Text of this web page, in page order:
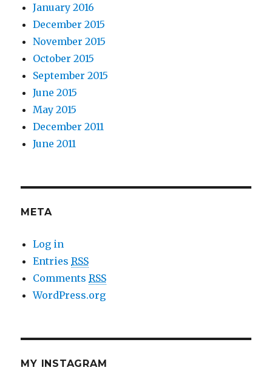
January 2016
December 2015
November 2015
October 2015
September 2015
June 2015
May 2015
December 2011
June 2011
META
Log in
EntriesRSS
CommentsRSS
WordPress.org
MY INSTAGRAM